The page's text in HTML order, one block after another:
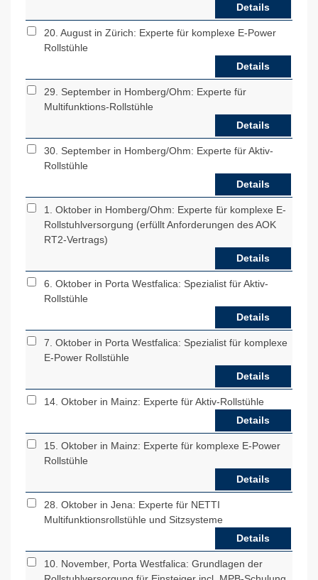
Details
20. August in Zürich: Experte für komplexe E-Power
Rollstühle
Details
29. September in Homberg/Ohm: Experte für
Multifunktions-Rollstühle
Details
30. September in Homberg/Ohm: Experte für Aktiv-
Rollstühle
Details
1. Oktober in Homberg/Ohm: Experte für komplexe E-
Rollstuhlversorgung (erfüllt Anforderungen des AOK
RT2-Vertrags)
Details
6. Oktober in Porta Westfalica: Spezialist für Aktiv-
Rollstühle
Details
7. Oktober in Porta Westfalica: Spezialist für komplexe
E-Power Rollstühle
Details
14. Oktober in Mainz: Experte für Aktiv-Rollstühle
Details
15. Oktober in Mainz: Experte für komplexe E-Power
Rollstühle
Details
28. Oktober in Jena: Experte für NETTI
Multifunktionsrollstühle und Sitzsysteme
Details
10. November, Porta Westfalica: Grundlagen der